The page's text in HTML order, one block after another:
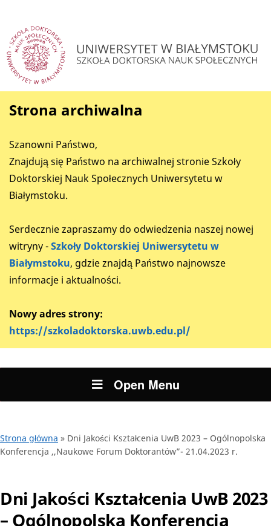
Strona archiwalna
Szanowni Państwo,
Znajdują się Państwo na archiwalnej stronie Szkoły
Doktorskiej Nauk Społecznych Uniwersytetu w
Białymstoku.
Serdecznie zapraszamy do odwiedzenia naszej nowej
witryny -Szkoły Doktorskiej Uniwersytetu w
Białymstoku, gdzie znajdą Państwo najnowsze
informacje i aktualności.
Nowy adres strony:
https://szkoladoktorska.uwb.edu.pl/
Open Menu
Strona główna » Dni Jakości Kształcenia UwB 2023 – Ogólnopolska
Konferencja ,,Naukowe Forum Doktorantów”- 21.04.2023 r.
Dni Jakości Kształcenia UwB 2023
– Ogólnopolska Konferencja